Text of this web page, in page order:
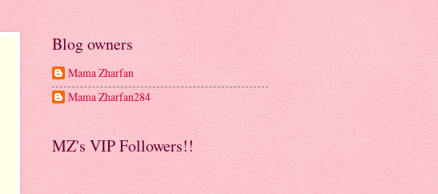
Blog owners
Mama Zharfan
Mama Zharfan284
MZ's VIP Followers!!